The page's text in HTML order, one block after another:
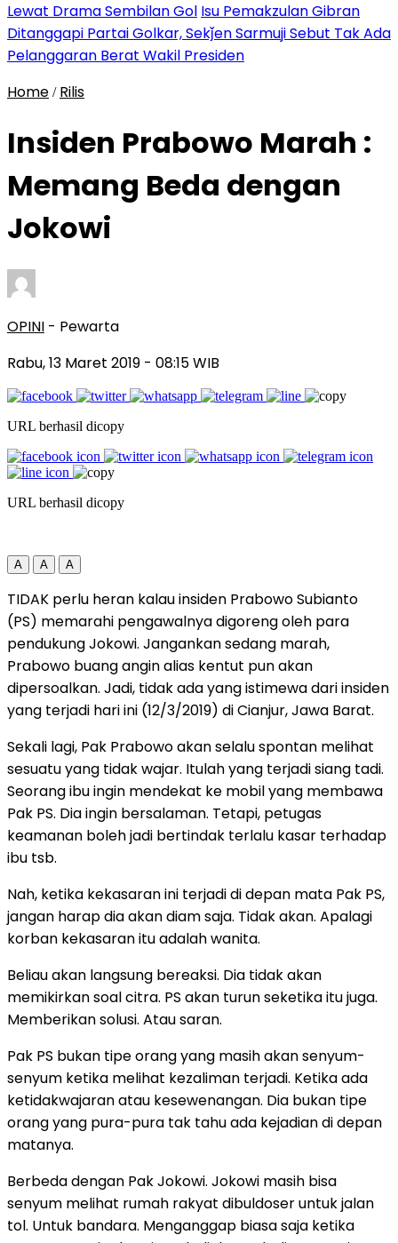
Lewat Drama Sembilan Gol Isu Pemakzulan Gibran
Ditanggapi Partai Golkar, Sekǰen Sarmuji Sebut Tak Ada
Pelanggaran Berat Wakil Presiden
Home / Rilis
Insiden Prabowo Marah :
Memang Beda dengan
Jokowi
OPINI - Pewarta
Rabu, 13 Maret 2019 - 08:15 WIB
URL berhasil dicopy
URL berhasil dicopy
A A A
TIDAK perlu heran kalau insiden Prabowo Subianto
(PS) memarahi pengawalnya digoreng oleh para
pendukung Jokowi. Jangankan sedang marah,
Prabowo buang angin alias kentut pun akan
dipersoalkan. Jadi, tidak ada yang istimewa dari insiden
yang terjadi hari ini (12/3/2019) di Cianjur, Jawa Barat.
Sekali lagi, Pak Prabowo akan selalu spontan melihat
sesuatu yang tidak wajar. Itulah yang terjadi siang tadi.
Seorang ibu ingin mendekat ke mobil yang membawa
Pak PS. Dia ingin bersalaman. Tetapi, petugas
keamanan boleh jadi bertindak terlalu kasar terhadap
ibu tsb.
Nah, ketika kekasaran ini terjadi di depan mata Pak PS,
jangan harap dia akan diam saja. Tidak akan. Apalagi
korban kekasaran itu adalah wanita.
Beliau akan langsung bereaksi. Dia tidak akan
memikirkan soal citra. PS akan turun seketika itu juga.
Memberikan solusi. Atau saran.
Pak PS bukan tipe orang yang masih akan senyum-
senyum ketika melihat kezaliman terjadi. Ketika ada
ketidakwajaran atau kesewenangan. Dia bukan tipe
orang yang pura-pura tak tahu ada kejadian di depan
matanya.
Berbeda dengan Pak Jokowi. Jokowi masih bisa
senyum melihat rumah rakyat dibuldoser untuk jalan
tol. Untuk bandara. Menganggap biasa saja ketika